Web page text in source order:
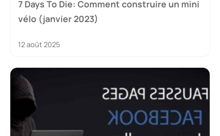
7 Days To Die: Comment construire un mini
vélo (janvier 2023)
12 août 2025